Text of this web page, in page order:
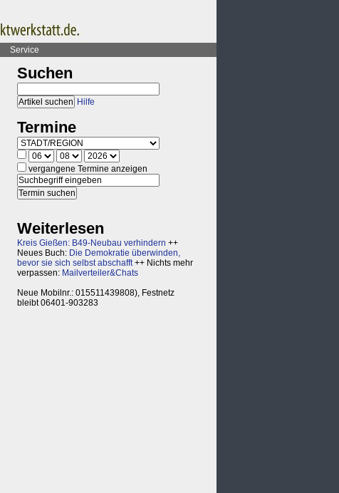
Service
Suchen
Hilfe
Termine
vergangene Termine anzeigen
Weiterlesen
Kreis Gießen: B49-Neubau verhindern ++
Neues Buch: Die Demokratie überwinden,
bevor sie sich selbst abschafft++ Nichts mehr
verpassen: Mailverteiler&Chats
Neue Mobilnr.: 015511439808), Festnetz
bleibt 06401-903283